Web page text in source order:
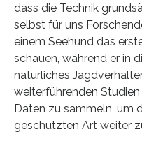
dass die Technik
selbst für uns
einem Seehund das
schauen, während er in
natürliches
weiterführenden
Daten zu sammeln, um
geschützten Art weiter